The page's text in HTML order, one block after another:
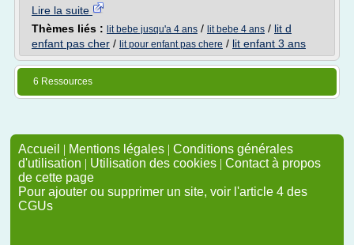
Lire la suite
Thèmes liés : lit bebe jusqu'a 4 ans / lit bebe 4 ans / lit d
enfant pas cher / lit pour enfant pas chere / lit enfant 3 ans
6 Ressources
Accueil | Mentions légales | Conditions générales
d'utilisation | Utilisation des cookies | Contact à propos
de cette page
Pour ajouter ou supprimer un site, voir l'article 4 des
CGUs